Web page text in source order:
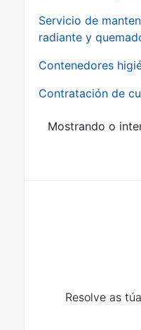
Servicio de
radiante y
Contenedores
Contratación de
Mostrando o
Resolve as